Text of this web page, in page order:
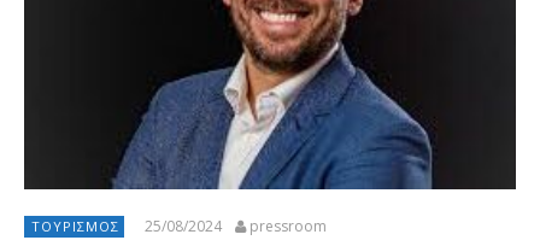
ΤΟΥΡΙΣΜΌΣ 25/08/2024 pressroom